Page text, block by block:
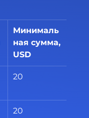
Минималь
ная сумма,
USD
20
20